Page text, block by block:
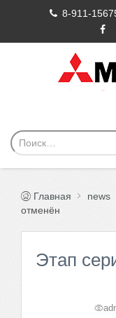
8-911-
Главная news
отменён
Этап